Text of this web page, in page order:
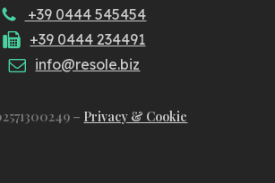
+39 0444 545454
+39 0444 234491
info@resole.biz
– Privacy & Cookie